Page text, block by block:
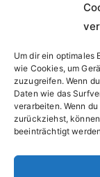
Um dir ein optimales
wie Cookies, um
zuzugreifen. Wenn
Daten wie das
verarbeiten. Wenn
zurückziehst,
beeinträchtigt
-
150ml/5oz
quantity
SKU: HL-